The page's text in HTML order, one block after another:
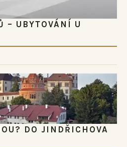
– UBYTOVÁNÍ U
DO JINDŘICHOVA